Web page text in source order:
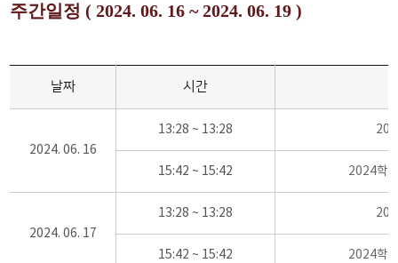
주간일정 ( 2024. 06. 16 ~ 2024. 06. 19 )
날짜 시간
2024. 06. 16
13:28 ~ 13:28
15:42 ~ 15:42 2024학
2024. 06. 17
13:28 ~ 13:28
15:42 ~ 15:42 2024학